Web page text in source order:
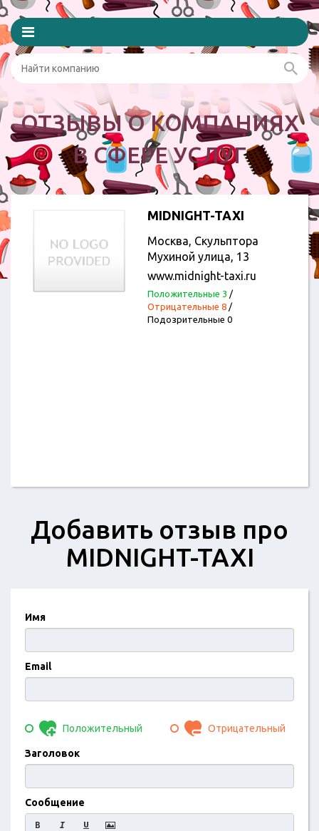
ОТЗЫВЫ О КОМПАНИЯХ
В СФЕРЕ УСЛУГ
MIDNIGHT-TAXI
Москва, Скульптора
Мухиной улица, 13
www.midnight-taxi.ru
Положительные 3 /
Отрицательные 8/
Подозрительные 0
Добавить отзыв про
MIDNIGHT-TAXI
Имя
Email
Положительный Отрицательный
Заголовок
Сообщение